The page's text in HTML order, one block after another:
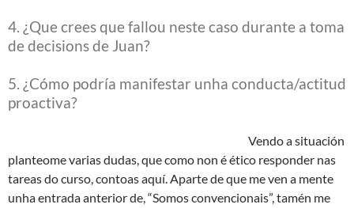
4. ¿Que crees que fallou neste caso durante a toma
de decisions de Juan?
5. ¿Cómo podría manifestar unha conducta/actitud
proactiva?
Vendo a situación
planteome varias dudas, que como non é ético responder nas
tareas do curso, contoas aquí. Aparte de que me ven a mente
unha entrada anterior de, “Somos convencionais”, tamén me